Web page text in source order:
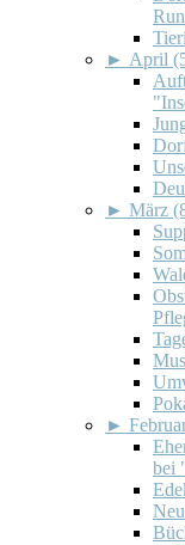
► April
► März
►
bei